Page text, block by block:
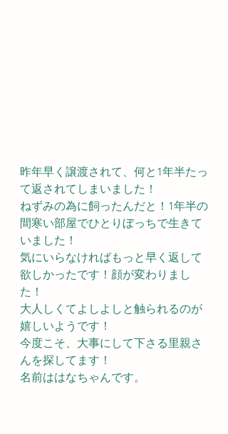
昨年早く譲渡されて、何と1年半たっ
て返されてしまいました！
ねずみの為に飼ったんだと！1年半の
間寒い部屋でひとりぼっちで生きて
いました！
気にいらなければもっと早く返して
欲しかったです！顔が変わりまし
た！
大人しくてよしよしと触られるのが
嬉しいようです！
今度こそ、大事にして下さる里親さ
んを探してます！
名前ははなちゃんです。